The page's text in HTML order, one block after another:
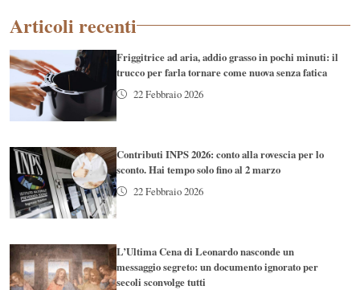
Articoli recenti
Friggitrice ad aria, addio grasso in pochi minuti: il
trucco per farla tornare come nuova senza fatica
22 Febbraio 2026
Contributi INPS 2026: conto alla rovescia per lo
sconto. Hai tempo solo fino al 2 marzo
22 Febbraio 2026
L’Ultima Cena di Leonardo nasconde un
messaggio segreto: un documento ignorato per
secoli sconvolge tutti